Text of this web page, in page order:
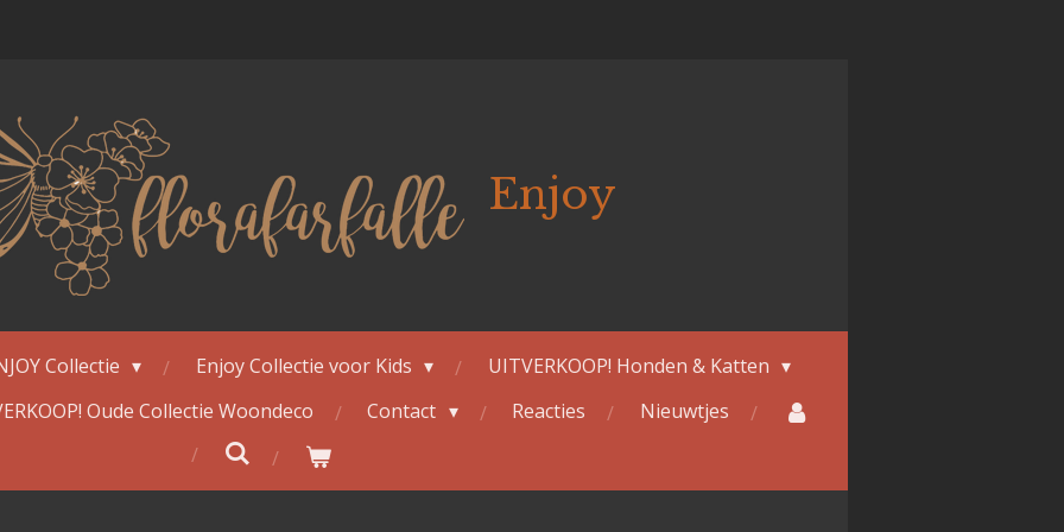
Enjoy
Collectie Enjoy Collectie voor Kids
UITVERKOOP! Honden & Katten
Oude Collectie Woondeco Contact Reacties Nieuwtjes